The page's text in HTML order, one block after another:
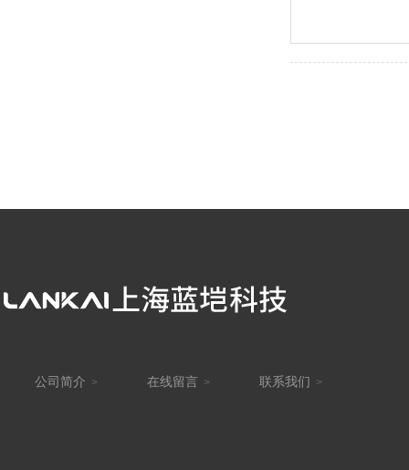
公司简介 > 在线留言 > 联系我们 >